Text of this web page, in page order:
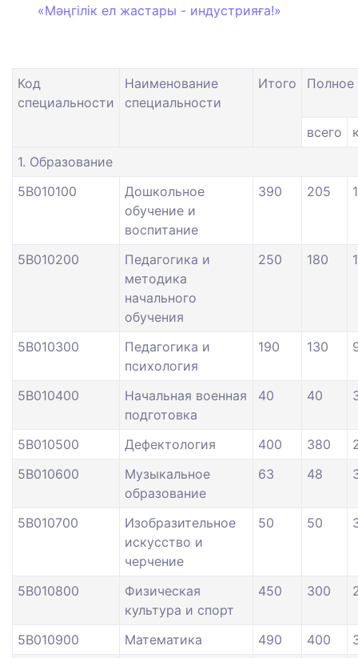
«Мәңгілік ел жастары - индустрияға!»
Код
специальности
Наименование
специальности
Итого Полное
всего
1. Образование
5В010100
Дошкольное
обучение и
воспитание
390 205
5В010200
Педагогика и
методика
начального
обучения
250 180
5В010300
Педагогика и
психология
190 130
5В010400
Начальная военная
подготовка
40 40
5В010500 Дефектология 400 380
5В010600
Музыкальное
образование
63 48
5В010700
Изобразительное
искусство и
черчение
50 50
5В010800
Физическая
культура и спорт
450 300
5В010900 Математика 490 400